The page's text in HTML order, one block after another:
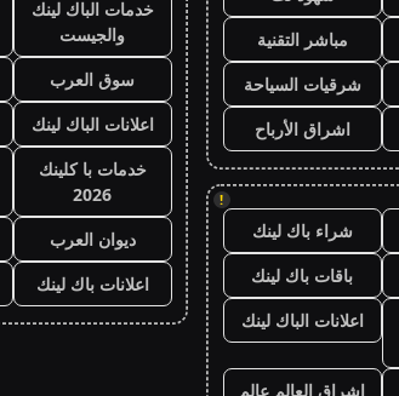
مباشر التقنية
شرقيات السياحة
اشراق الأرباح
!
شراء باك لينك
باقات باك لينك
اعلانات الباك لينك
اشراق العالم عالم
خدمات الباك لينك
والجيست
سوق العرب
اعلانات الباك لينك
خدمات با كلينك
2026
ديوان العرب
اعلانات باك لينك